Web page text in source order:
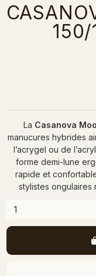
150/
La Casanova
manucures hybrides
l’acrygel ou de
forme demi-lune
rapide et
stylistes